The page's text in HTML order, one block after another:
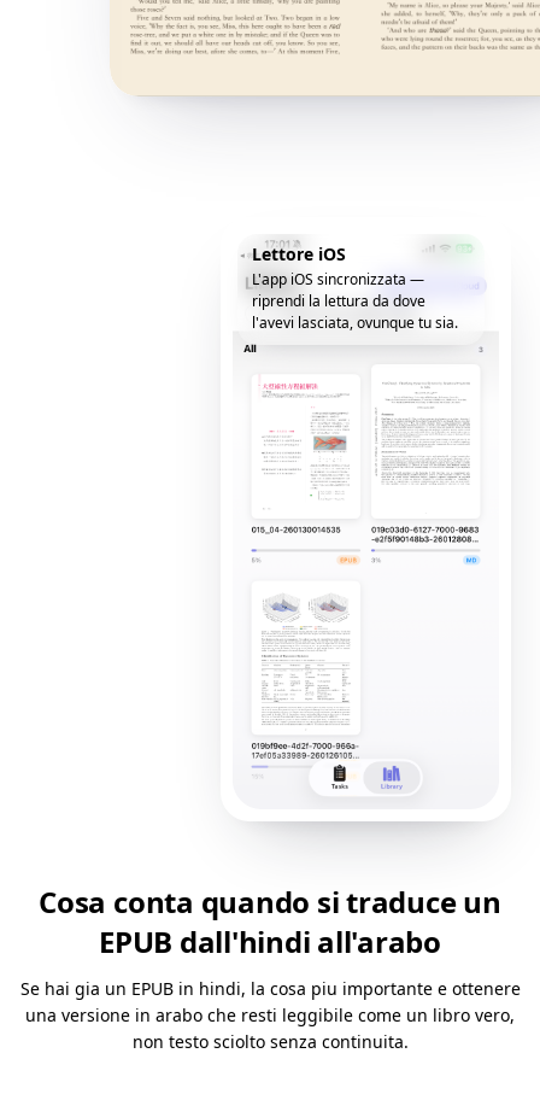
Lettore iOS
L'app iOS sincronizzata —
riprendi la lettura da dove
l'avevi lasciata, ovunque tu sia.
Cosa conta quando si traduce un
EPUB dall'hindi all'arabo
Se hai gia un EPUB in hindi, la cosa piu importante e ottenere
una versione in arabo che resti leggibile come un libro vero,
non testo sciolto senza continuita.